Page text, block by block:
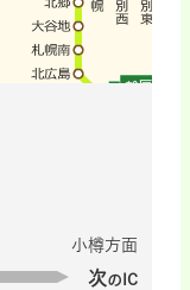
小樽方面
次のIC